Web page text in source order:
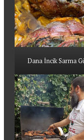
Dana İncik Sarma